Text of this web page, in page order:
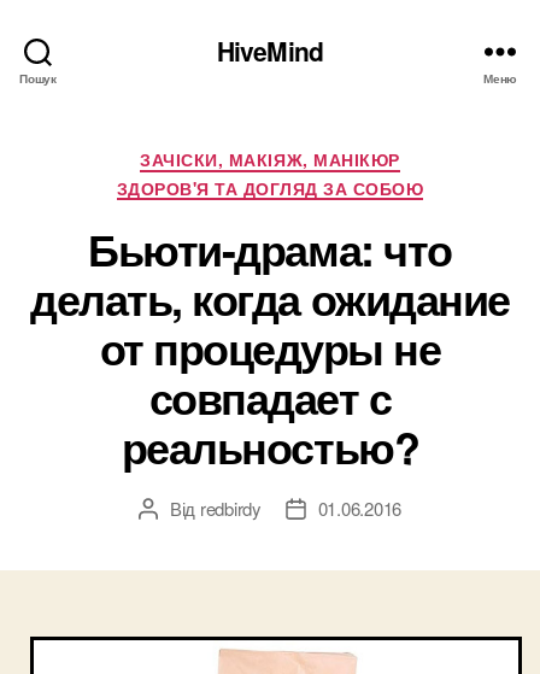
Пошук
HiveMind
Меню
Категорії
ЗАЧІСКИ, МАКІЯЖ, МАНІКЮР
ЗДОРОВ'Я ТА ДОГЛЯД ЗА СОБОЮ
Бьюти-драма: что
делать, когда ожидание
от процедуры не
совпадает с
реальностью?
Автор
Від redbirdy
Дата01.06.2016